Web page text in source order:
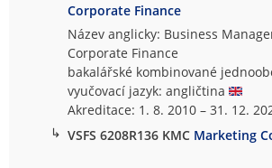
Corporate Finance
Název anglicky: Business
Corporate Finance
bakalářské kombinované
vyučovací jazyk: angličtina
Akreditace: 1. 8. 2010 – 31. 12.
↳ VSFS 6208R136 KMC Marketing